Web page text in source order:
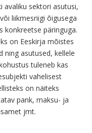
avaliku sektori asutusi,
liikmesriigi õigusega
konkreetse päringuga.
on Eeskirja mõistes
asutused, kellele
tuleneb kas
vahelisest
on näiteks
pank, maksu- ja
jmt.